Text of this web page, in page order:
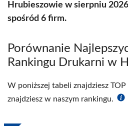
Hrubieszowie w sierpniu
spośród 6 firm.
Porównanie
Rankingu Drukarni w
W poniższej tabeli znajdziesz
znajdziesz w naszym rankingu.